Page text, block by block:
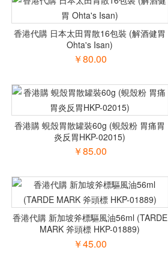
香港代購 日本太田胃散16包裝 (解酒健胃
Ohta's Isan)
￥80.00
香港購 蜆殼胃散罐裝60g (蜆殼粉 胃痛胃
炎反胃HKP-02015)
￥85.00
香港代購 新加坡斧標驅風油56ml (TARDE
MARK 斧頭標 HKP-01889)
￥45.00